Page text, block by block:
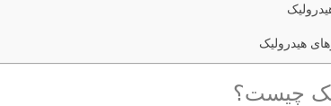
هیدرولیک
چیست؟